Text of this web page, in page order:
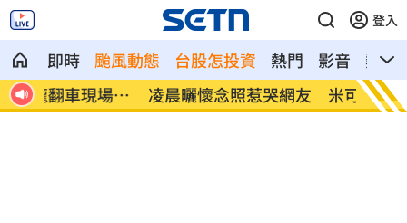
登入
即時 颱風動態 台股怎投資 熱門 影音
熱搜
遭
凌晨曬懷念照惹哭網友 米可白感性告白 新／